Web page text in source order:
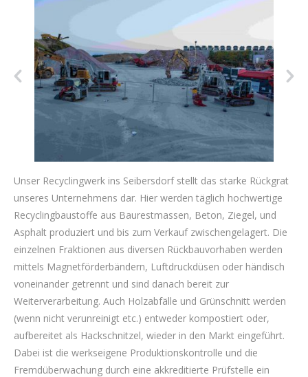
Unser Recyclingwerk ins Seibersdorf stellt das starke Rückgrat
unseres Unternehmens dar. Hier werden täglich hochwertige
Recyclingbaustoffe aus Baurestmassen, Beton, Ziegel, und
Asphalt produziert und bis zum Verkauf zwischengelagert. Die
einzelnen Fraktionen aus diversen Rückbauvorhaben werden
mittels Magnetförderbändern, Luftdruckdüsen oder händisch
voneinander getrennt und sind danach bereit zur
Weiterverarbeitung. Auch Holzabfälle und Grünschnitt werden
(wenn nicht verunreinigt etc.) entweder kompostiert oder,
aufbereitet als Hackschnitzel, wieder in den Markt eingeführt.
Dabei ist die werkseigene Produktionskontrolle und die
Fremdüberwachung durch eine akkreditierte Prüfstelle ein